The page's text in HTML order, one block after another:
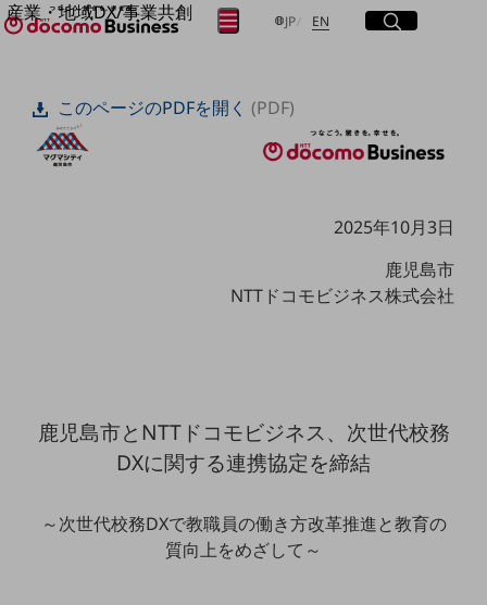
産業・地域DX/事業共創
OPEN HUB for Plural Futures
OPEN HUB for Plural Futuresとは
イベント/ウェビナー
記事コンテンツ
地域の取り組み
地域社会を支える皆さまと地域課題の解決や
自治体・地域社会との共創
LGPF(Local Government Platform)
JP日本語
EN Englishサイト内検索
開く
メニュー
開く
フリーワードを入力して探す
検索する
このページのPDFを開く(PDF)
2025年10月3日
鹿児島市
NTTドコモビジネス株式会社
鹿児島市とNTTドコモビジネス、次世代校務
DXに関する連携協定を締結
～次世代校務DXで教職員の働き方改革推進と教育の
質向上をめざして～